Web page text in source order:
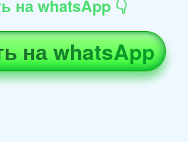
на whatsApp 👇
на whatsApp